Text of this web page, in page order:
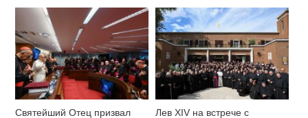
Святейший Отец призвал
Лев XIV на встрече с